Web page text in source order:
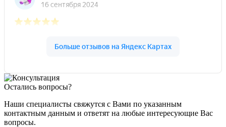
Остались вопросы?
Наши специалисты свяжутся с Вами по указанным
контактным данным и ответят на любые интересующие Вас
вопросы.